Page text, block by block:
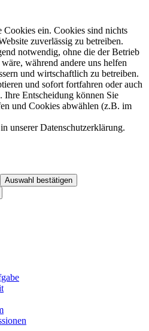
Cookies ein. Cookies sind nichts
zuverlässig zu betreiben.
notwendig, ohne die der Betrieb
während andere uns helfen
und wirtschaftlich zu betreiben.
und sofort fortfahren oder auch
Ihre Entscheidung können Sie
und Cookies abwählen (z.B. im
unserer Datenschutzerklärung.
Auswahl bestätigen